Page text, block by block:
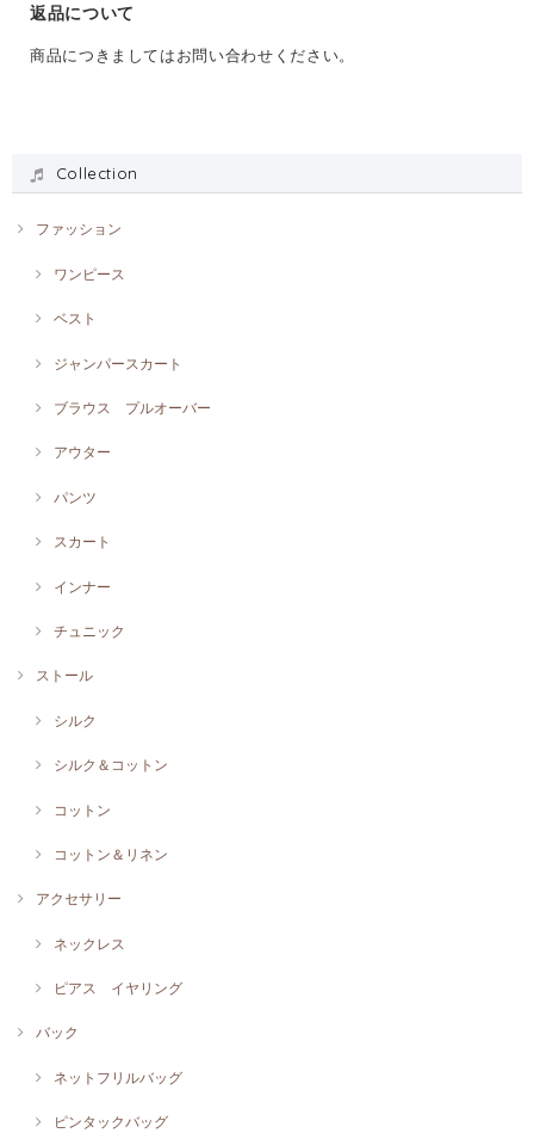
返品について
商品につきましてはお問い合わせください。
Collection
ファッション
ワンピース
ベスト
ジャンパースカート
ブラウス プルオーバー
アウター
パンツ
スカート
インナー
チュニック
ストール
シルク
シルク＆コットン
コットン
コットン＆リネン
アクセサリー
ネックレス
ピアス イヤリング
バック
ネットフリルバッグ
ピンタックバッグ